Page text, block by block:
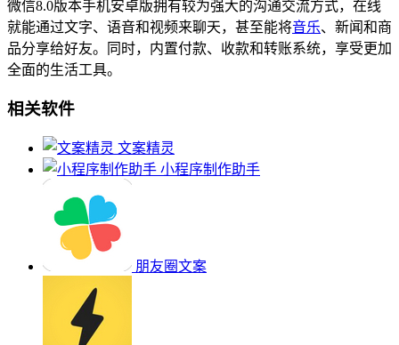
微信8.0版本手机安卓版拥有较为强大的沟通交流方式，在线
就能通过文字、语音和视频来聊天，甚至能将音乐、新闻和商
品分享给好友。同时，内置付款、收款和转账系统，享受更加
全面的生活工具。
相关软件
文案精灵
小程序制作助手
朋友圈文案